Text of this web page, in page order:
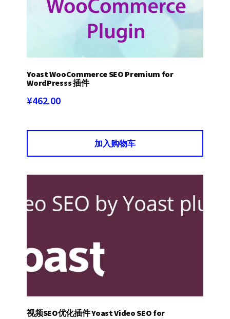
Yoast WooCommerce SEO Premium for
WordPresss 插件
¥462.00
加入购物车
视频SEO优化插件 Yoast Video SEO for